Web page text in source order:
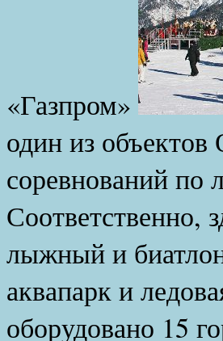
«Газпром»
один из
соревнований
Соответственно,
лыжный и
аквапарк и
оборудовано 15